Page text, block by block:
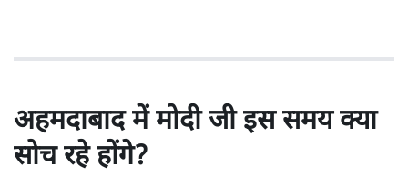
अहमदाबाद में मोदी जी इस समय क्या
सोच रहे होंगे?